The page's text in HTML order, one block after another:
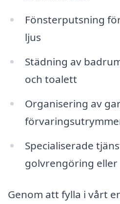
Fönsterputsning
ljus
Städning av
och toalett
Organisering av
Specialiserade
golvrengöring
Genom att fylla i vårt